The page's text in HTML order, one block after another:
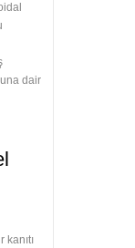
dair